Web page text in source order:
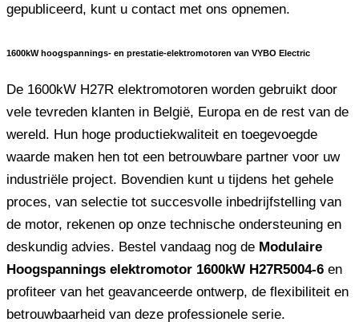
gepubliceerd, kunt u contact met ons opnemen.
1600kW hoogspannings- en prestatie-elektromotoren van VYBO Electric
De 1600kW H27R elektromotoren worden gebruikt door
vele tevreden klanten in België, Europa en de rest van de
wereld. Hun hoge productiekwaliteit en toegevoegde
waarde maken hen tot een betrouwbare partner voor uw
industriële project. Bovendien kunt u tijdens het gehele
proces, van selectie tot succesvolle inbedrijfstelling van
de motor, rekenen op onze technische ondersteuning en
deskundig advies. Bestel vandaag nog de Modulaire
Hoogspannings elektromotor 1600kW H27R5004-6 en
profiteer van het geavanceerde ontwerp, de flexibiliteit en
betrouwbaarheid van deze professionele serie.